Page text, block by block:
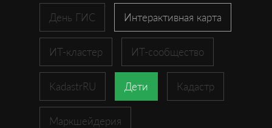
День ГИС Интерактивная карта
ИТ-кластер ИТ-сообщество
KadastrRU Дети Кадастр
Маркшейдерия